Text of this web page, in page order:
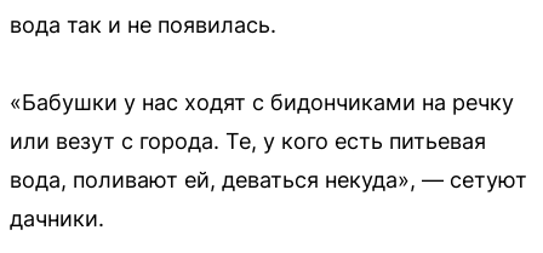
вода так и не появилась.
«Бабушки у нас ходят с бидончиками на речку
или везут с города. Те, у кого есть питьевая
вода, поливают ей, деваться некуда», — сетуют
дачники.